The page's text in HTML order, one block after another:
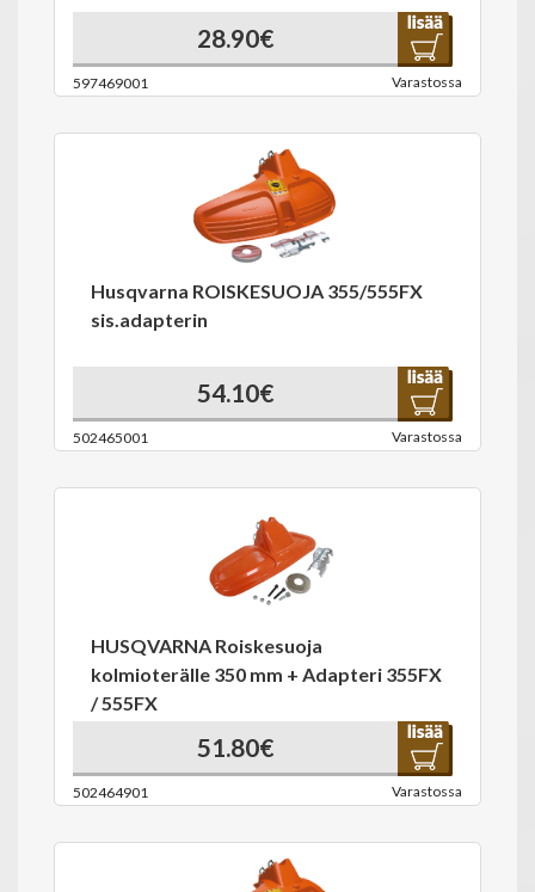
28.90€
597469001 Varastossa
Husqvarna ROISKESUOJA 355/555FX
sis.adapterin
54.10€
502465001 Varastossa
HUSQVARNA Roiskesuoja
kolmioterälle 350 mm + Adapteri 355FX
/ 555FX
51.80€
502464901 Varastossa